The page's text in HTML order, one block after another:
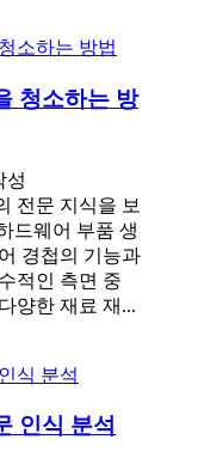
청소하는 방
성
전문 지식을 보
드웨어 부품 생
경첩의 기능과
적인 측면 중
양한 재료 재...
인식 분석